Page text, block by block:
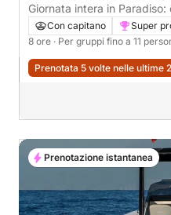
Giornata intera in
Maddalena
Con capitano Super
8 ore · Per gruppi fino a 11
Prenotata 5 volte nelle ultime
Prenotazione istantanea